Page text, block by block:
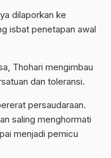
dilaporkan ke
isbat penetapan awal
Thohari mengimbau
dan toleransi.
persaudaraan.
saling menghormati
menjadi pemicu